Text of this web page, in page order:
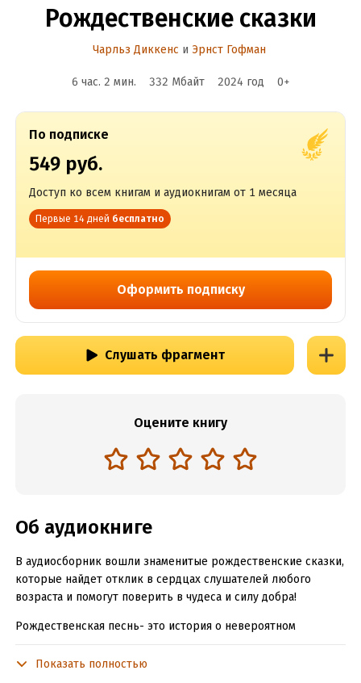
Рождественские сказки
Чарльз Диккенс и Эрнст Гофман
6 час. 2 мин. 332 Мбайт 2024 год 0+
По подписке
549 руб.
Доступ ко всем книгам и аудиокнигам от 1 месяца
Первые 14 дней бесплатно
Оформить подписку
Слушать фрагмент
Оцените книгу
Об аудиокниге
В аудиосборник вошли знаменитые рождественские сказки,
которые найдет отклик в сердцах слушателей любого
возраста и помогут поверить в чудеса и силу добра!
Рождественская песнь- это история о невероятном
Чарльзом Диккенсом.
Показать полностью